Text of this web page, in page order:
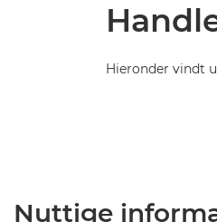
Hieronder vindt
Nuttige